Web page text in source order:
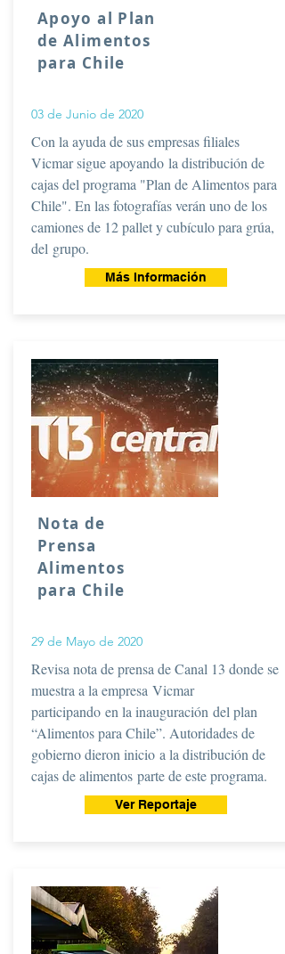
Apoyo al Plan
de Alimentos
para Chile
03 de Junio de 2020
Con la ayuda de sus empresas filiales
Vicmar sigue apoyando la distribución de
cajas del programa "Plan de Alimentos para
Chile". En las fotografías verán uno de los
camiones de 12 pallet y cubículo para grúa,
del grupo.
Más Información
Nota de
Prensa
Alimentos
para Chile
29 de Mayo de 2020
Revisa nota de prensa de Canal 13 donde se
muestra a la empresa Vicmar
participando en la inauguración del plan
“Alimentos para Chile”. Autoridades de
gobierno dieron inicio a la distribución de
cajas de alimentos parte de este programa.
Ver Reportaje